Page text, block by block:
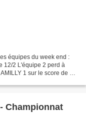
équipes du week end :
12/2 L'équipe 2 perd à
1 sur le score de 5/9
Championnat